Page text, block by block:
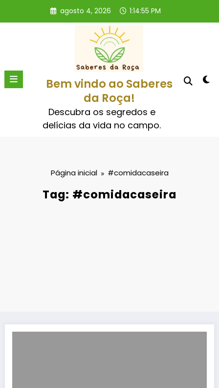
o
agosto 4, 2026 1:14:55 PM
Bem vindo ao Saberes
da Roça!
Descubra os segredos e
delícias da vida no campo.
Página inicial #comidacaseira
Tag: #comidacaseira